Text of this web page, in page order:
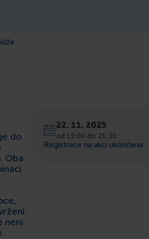
do
Oba
není
22. 11. 2025
od 19:00 do 21:30
Registrace na akci ukončena.